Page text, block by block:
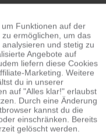
mehr
mehr
mehr
Aktiv
Inaktiv
Inaktiv
Inaktiv
Funktionen auf der
ermöglichen, um das
und stetig zu
Angebote auf
liefern diese Cookies
Marketing. Weitere
du in unserer
auf "Alles klar!" erlaubst
Durch eine Änderung
kannst du die
einschränken. Bereits
gelöscht werden.